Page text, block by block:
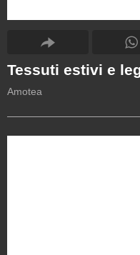
Tessuti estivi e
Amotea